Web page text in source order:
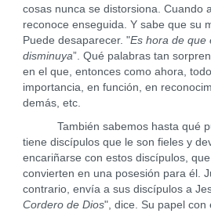
cosas nunca se distorsiona. Cuando
reconoce enseguida. Y sabe que su
Puede desaparecer. "Es hora de que
disminuya”. Qué palabras tan
en el que, entonces como ahora,
importancia, en función, en
demás, etc.
También sabemos hasta qué
tiene discípulos que le son fieles y
encariñarse con estos discípulos,
convierten en una posesión para él.
contrario, envía a sus discípulos a
Cordero de Dios", dice. Su papel con